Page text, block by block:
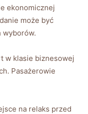
ekonomicznej
może być
wyborów.
w klasie biznesowej
Pasażerowie
na relaks przed